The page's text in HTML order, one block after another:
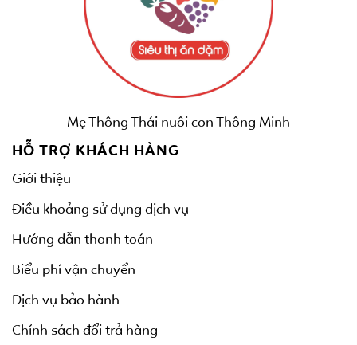
Mẹ Thông Thái nuôi con Thông Minh
HỖ TRỢ KHÁCH HÀNG
Giới thiệu
Điều khoảng sử dụng dịch vụ
Hướng dẫn thanh toán
Biểu phí vận chuyển
Dịch vụ bảo hành
Chính sách đổi trả hàng